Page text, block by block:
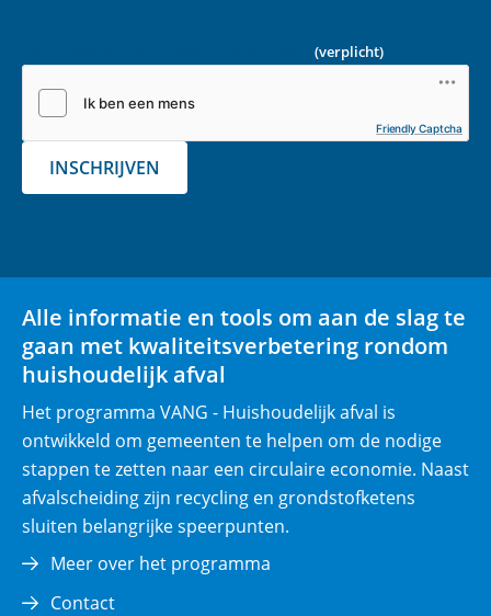
i
v
c
h
t
)
(verplicht)
Friendly Captcha
INSCHRIJVEN
Alle informatie en tools om aan de slag te
gaan met kwaliteitsverbetering rondom
huishoudelijk afval
Het programma VANG - Huishoudelijk afval is
ontwikkeld om gemeenten te helpen om de nodige
stappen te zetten naar een circulaire economie. Naast
afvalscheiding zijn recycling en grondstofketens
sluiten belangrijke speerpunten.
Meer over het programma
Contact